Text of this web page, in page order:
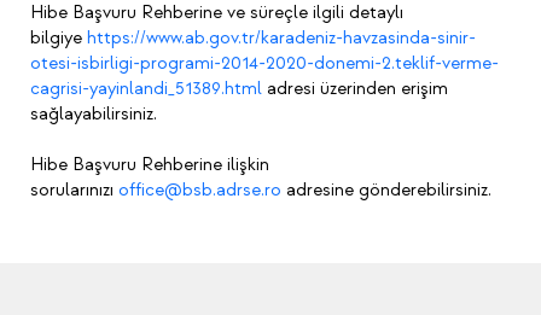
Hibe Başvuru Rehberine ve süreçle ilgili detaylı
bilgiye https://www.ab.gov.tr/karadeniz-havzasinda-sinir-
otesi-isbirligi-programi-2014-2020-donemi-2.teklif-verme-
cagrisi-yayinlandi_51389.html adresi üzerinden erişim
sağlayabilirsiniz.
Hibe Başvuru Rehberine ilişkin
sorularınızı office@bsb.adrse.ro adresine gönderebilirsiniz.